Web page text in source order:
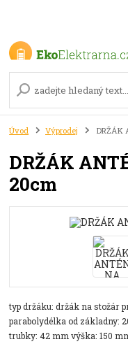
Úvod Výprodej DRŽÁK
DRŽÁK
20cm
typ držáku: držák na stožár
parabolydélka od základny:
trubky: 42 mm výška: 150